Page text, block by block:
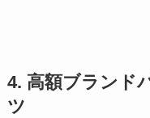
4. 高額ブランド
ツ